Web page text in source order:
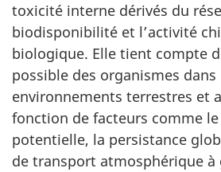
toxicité interne dérivés du
biodisponibilité et l’activité
biologique. Elle tient compte
possible des organismes dans
environnements terrestres et
fonction de facteurs comme
potentielle, la persistance
de transport atmosphérique à